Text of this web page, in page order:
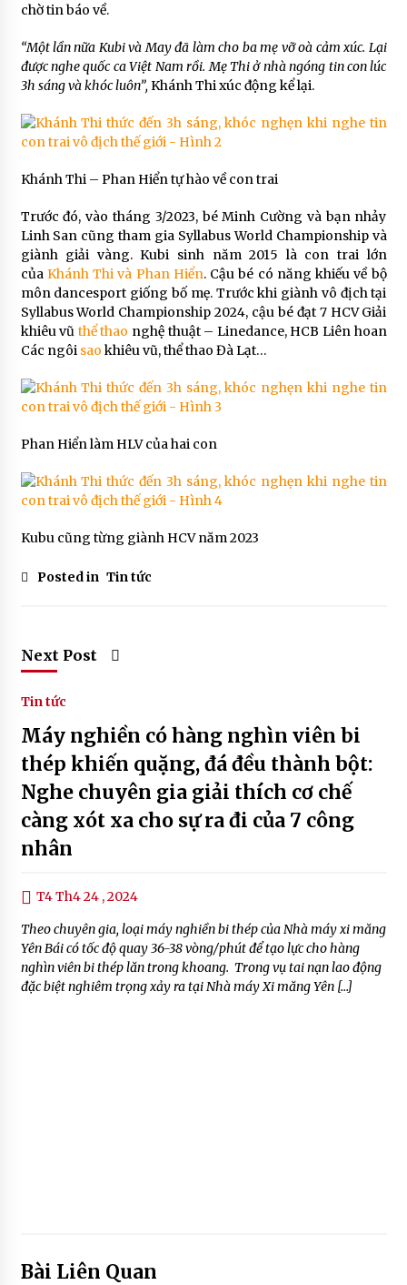
chờ tin báo về.
“Một lần nữa Kubi và May đã làm cho ba mẹ vỡ oà cảm xúc. Lại
được nghe quốc ca Việt Nam rồi. Mẹ Thi ở nhà ngóng tin con lúc
3h sáng và khóc luôn”, Khánh Thi xúc động kể lại.
Khánh Thi – Phan Hiển tự hào về con trai
Trước đó, vào tháng 3/2023, bé Minh Cường và bạn nhảy
Linh San cũng tham gia Syllabus World Championship và
giành giải vàng. Kubi sinh năm 2015 là con trai lớn
của Khánh Thi và Phan Hiển. Cậu bé có năng khiếu về bộ
môn dancesport giống bố mẹ. Trước khi giành vô địch tại
Syllabus World Championship 2024, cậu bé đạt 7 HCV Giải
khiêu vũ thể thao nghệ thuật – Linedance, HCB Liên hoan
Các ngôi sao khiêu vũ, thể thao Đà Lạt…
Phan Hiển làm HLV của hai con
Kubu cũng từng giành HCV năm 2023
Posted in Tin tức
Next Post
Tin tức
Máy nghiền có hàng nghìn viên bi
thép khiến quặng, đá đều thành bột:
Nghe chuyên gia giải thích cơ chế
càng xót xa cho sự ra đi của 7 công
nhân
T4 Th4 24 , 2024
Theo chuyên gia, loại máy nghiền bi thép của Nhà máy xi măng
Yên Bái có tốc độ quay 36-38 vòng/phút để tạo lực cho hàng
nghìn viên bi thép lăn trong khoang. Trong vụ tai nạn lao động
đặc biệt nghiêm trọng xảy ra tại Nhà máy Xi măng Yên […]
Bài Liên Quan